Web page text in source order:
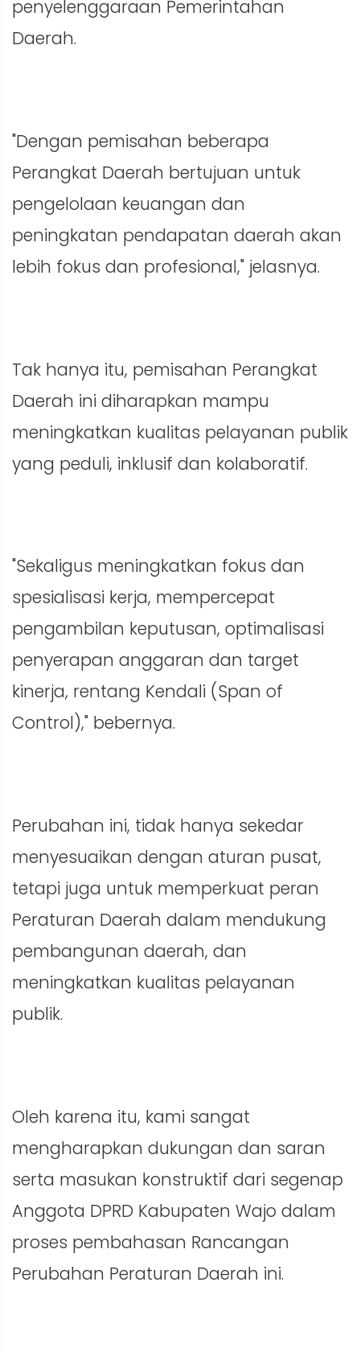
penyelenggaraan Pemerintahan
Daerah.
"Dengan pemisahan beberapa
Perangkat Daerah bertujuan untuk
pengelolaan keuangan dan
peningkatan pendapatan daerah akan
lebih fokus dan profesional," jelasnya.
Tak hanya itu, pemisahan Perangkat
Daerah ini diharapkan mampu
meningkatkan kualitas pelayanan publik
yang peduli, inklusif dan kolaboratif.
"Sekaligus meningkatkan fokus dan
spesialisasi kerja, mempercepat
pengambilan keputusan, optimalisasi
penyerapan anggaran dan target
kinerja, rentang Kendali (Span of
Control)," bebernya.
Perubahan ini, tidak hanya sekedar
menyesuaikan dengan aturan pusat,
tetapi juga untuk memperkuat peran
Peraturan Daerah dalam mendukung
pembangunan daerah, dan
meningkatkan kualitas pelayanan
publik.
Oleh karena itu, kami sangat
mengharapkan dukungan dan saran
serta masukan konstruktif dari segenap
Anggota DPRD Kabupaten Wajo dalam
proses pembahasan Rancangan
Perubahan Peraturan Daerah ini.